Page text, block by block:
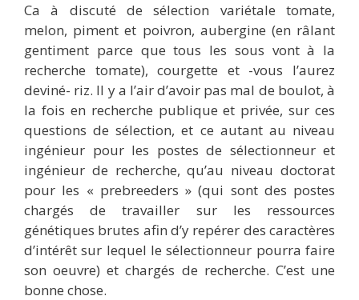
Ca à discuté de sélection variétale tomate,
melon, piment et poivron, aubergine (en râlant
gentiment parce que tous les sous vont à la
recherche tomate), courgette et -vous l’aurez
deviné- riz. Il y a l’air d’avoir pas mal de boulot, à
la fois en recherche publique et privée, sur ces
questions de sélection, et ce autant au niveau
ingénieur pour les postes de sélectionneur et
ingénieur de recherche, qu’au niveau doctorat
pour les « prebreeders » (qui sont des postes
chargés de travailler sur les ressources
génétiques brutes afin d’y repérer des caractères
d’intérêt sur lequel le sélectionneur pourra faire
son oeuvre) et chargés de recherche. C’est une
bonne chose.